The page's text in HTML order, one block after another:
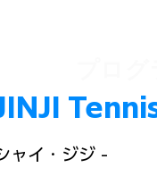
ャイ・ジジ -